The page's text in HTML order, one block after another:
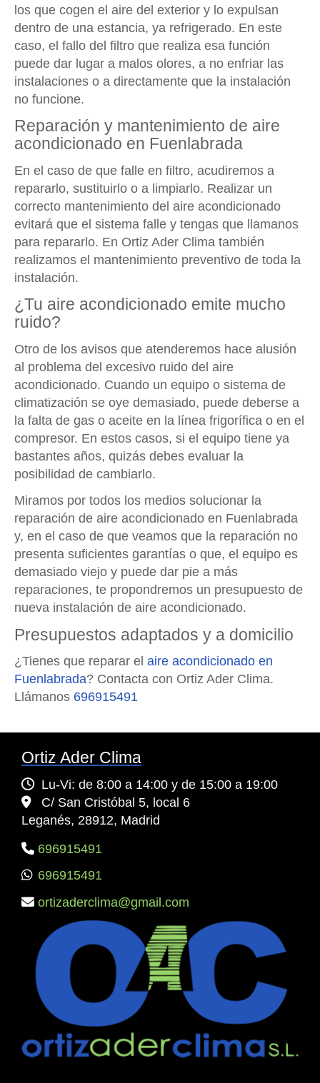
los que cogen el aire del exterior y lo expulsan
dentro de una estancia, ya refrigerado. En este
caso, el fallo del filtro que realiza esa función
puede dar lugar a malos olores, a no enfriar las
instalaciones o a directamente que la instalación
no funcione.
Reparación y mantenimiento de aire
acondicionado en Fuenlabrada
En el caso de que falle en filtro, acudiremos a
repararlo, sustituirlo o a limpiarlo. Realizar un
correcto mantenimiento del aire acondicionado
evitará que el sistema falle y tengas que llamanos
para repararlo. En Ortiz Ader Clima también
realizamos el mantenimiento preventivo de toda la
instalación.
¿Tu aire acondicionado emite mucho
ruido?
Otro de los avisos que atenderemos hace alusión
al problema del excesivo ruido del aire
acondicionado. Cuando un equipo o sistema de
climatización se oye demasiado, puede deberse a
la falta de gas o aceite en la línea frigorífica o en el
compresor. En estos casos, si el equipo tiene ya
bastantes años, quizás debes evaluar la
posibilidad de cambiarlo.
Miramos por todos los medios solucionar la
reparación de aire acondicionado en Fuenlabrada
y, en el caso de que veamos que la reparación no
presenta suficientes garantías o que, el equipo es
demasiado viejo y puede dar pie a más
reparaciones, te propondremos un presupuesto de
nueva instalación de aire acondicionado.
Presupuestos adaptados y a domicilio
¿Tienes que reparar el aire acondicionado en
Fuenlabrada? Contacta con Ortiz Ader Clima.
Llámanos 696915491
Ortiz Ader Clima
Lu-Vi: de 8:00 a 14:00 y de 15:00 a 19:00
C/ San Cristóbal 5, local 6
Leganés, 28912, Madrid
696915491
696915491
ortizaderclima
gmail.com